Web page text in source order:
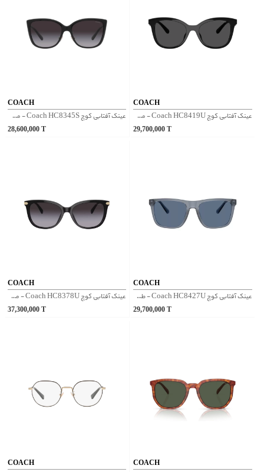
COACH
عینک آفتابی کوچ Coach HC8345S - مشکی
28,600,000T
COACH
عینک آفتابی کوچ Coach HC8419U - مشکی
29,700,000 T
COACH
عینک آفتابی کوچ Coach HC8378U - مشکی
37,300,000T
COACH
عینک آفتابی کوچ Coach HC8427U - طوسی
29,700,000 T
COACH COACH